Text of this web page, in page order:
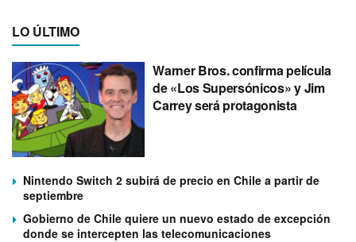
LO ÚLTIMO
Warner Bros. confirma película
de «Los Supersónicos» y Jim
Carrey será protagonista
Nintendo Switch 2 subirá de precio en Chile a partir de
septiembre
Gobierno de Chile quiere un nuevo estado de excepción
donde se intercepten las telecomunicaciones